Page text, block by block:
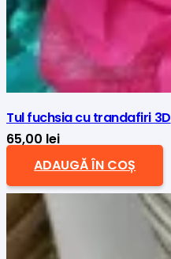
Tul fuchsia cu trandafiri 3D
65,00 lei
ADAUGĂ ÎN COȘ